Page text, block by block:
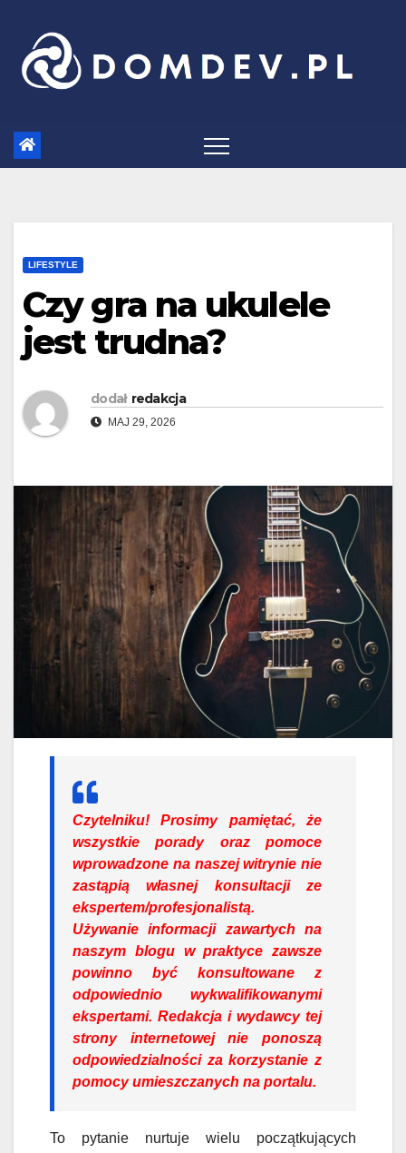
content
LIFESTYLE
Czy gra na ukulele
jest trudna?
dodał redakcja
MAJ 29, 2026
Czytelniku! Prosimy pamiętać, że
wszystkie porady oraz pomoce
wprowadzone na naszej witrynie nie
zastąpią własnej konsultacji ze
ekspertem/profesjonalistą.
Używanie informacji zawartych na
naszym blogu w praktyce zawsze
powinno być konsultowane z
odpowiednio wykwalifikowanymi
ekspertami. Redakcja i wydawcy tej
strony internetowej nie ponoszą
odpowiedzialności za korzystanie z
pomocy umieszczanych na portalu.
To pytanie nurtuje wielu początkujących